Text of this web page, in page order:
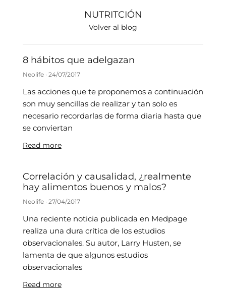
NUTRITCIÓN
Volver al blog
8 hábitos que adelgazan
Neolife 24/07/2017
Las acciones que te proponemos a continuación
son muy sencillas de realizar y tan solo es
necesario recordarlas de forma diaria hasta que
se conviertan
Read more
Correlación y causalidad, ¿realmente
hay alimentos buenos y malos?
Neolife 27/04/2017
Una reciente noticia publicada en Medpage
realiza una dura crítica de los estudios
observacionales. Su autor, Larry Husten, se
lamenta de que algunos estudios
observacionales
Read more